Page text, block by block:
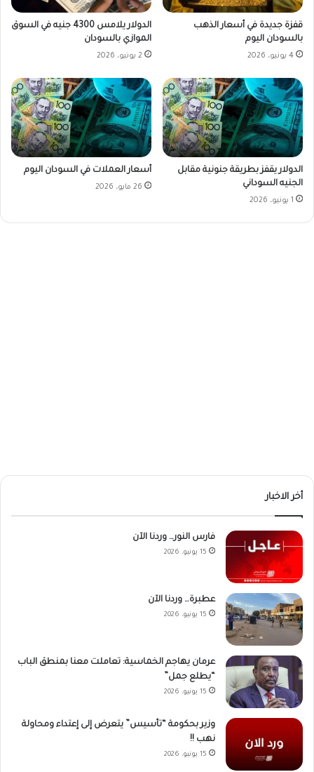
قفزة جديدة في أسعار الذهب
بالسودان اليوم
4 يونيو، 2026
الدولار يلامس 4300 جنيه في السوق
الموازي بالسودان
2 يونيو، 2026
الدولار يقفز بطريقة جنونية مقابل
الجنيه السوداني
1 يونيو، 2026
أسعار العملات في السودان اليوم
26 مايو، 2026
أخر الاخبار
فارس النور… وردنا الآن
15 يونيو، 2026
عطبرة… وردنا الآن
15 يونيو، 2026
عرمان يهاجم الخماسية: تعاملت معنا بمنطق الباب
“يطلع جمل”
15 يونيو، 2026
وزير بحكومة “تأسيس” يتعرض إلى إعتداء ومحاولة
نهب !!
15 يونيو، 2026